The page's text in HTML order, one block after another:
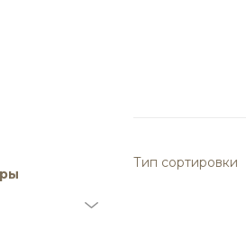
Тип сортировки